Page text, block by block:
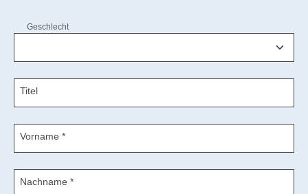
Geschlecht
Titel
Vorname *
Nachname *